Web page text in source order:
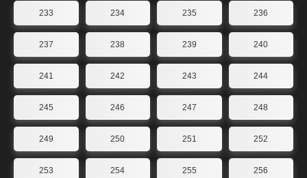
233 234 235 236
237 238 239 240
241 242 243 244
245 246 247 248
249 250 251 252
253 254 255 256